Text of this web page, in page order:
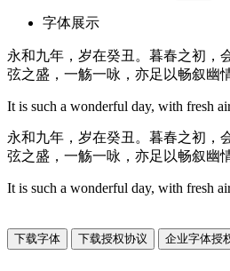
字体展示
永和九年，岁在癸丑。暮春之初，
弦之盛，一觞一咏，亦足以畅叙幽
It is such a wonderful day, with fresh
永和九年，岁在癸丑。暮春之初，
弦之盛，一觞一咏，亦足以畅叙幽
It is such a wonderful day, with fresh
下载字体 下载授权协议 企业字体授